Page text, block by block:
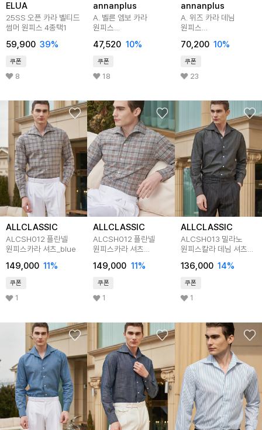
ELUA
25SS 오픈 카라 벨티드
썸머 원피스 4종택1
59,900 39%
쿠폰
8
annanplus
A. 벨른 엠보 카라
원피스
빅사이즈
47,520 10%
쿠폰
18
annanplus
A. 위즈 카라 데님
원피스
빅사이즈
70,200 10%
쿠폰
23
ALLCLASSIC
ALCSH012 플란넬
원피스카라 셔츠_blue
149,000 11%
쿠폰
1
ALLCLASSIC
ALCSH012 플란넬
원피스카라 셔츠
149,000 11%
쿠폰
1
ALLCLASSIC
ALCSH013 밀라노
원피스칼라 데님 셔츠
136,000 14%
쿠폰
1